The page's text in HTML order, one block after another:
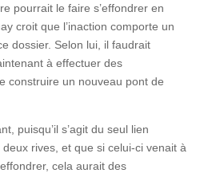
pourrait le faire s’effondrer en
croit que l’inaction comporte un
dossier. Selon lui, il faudrait
à effectuer des
construire un nouveau pont de
puisqu’il s’agit du seul lien
rives, et que si celui-ci venait à
cela aurait des